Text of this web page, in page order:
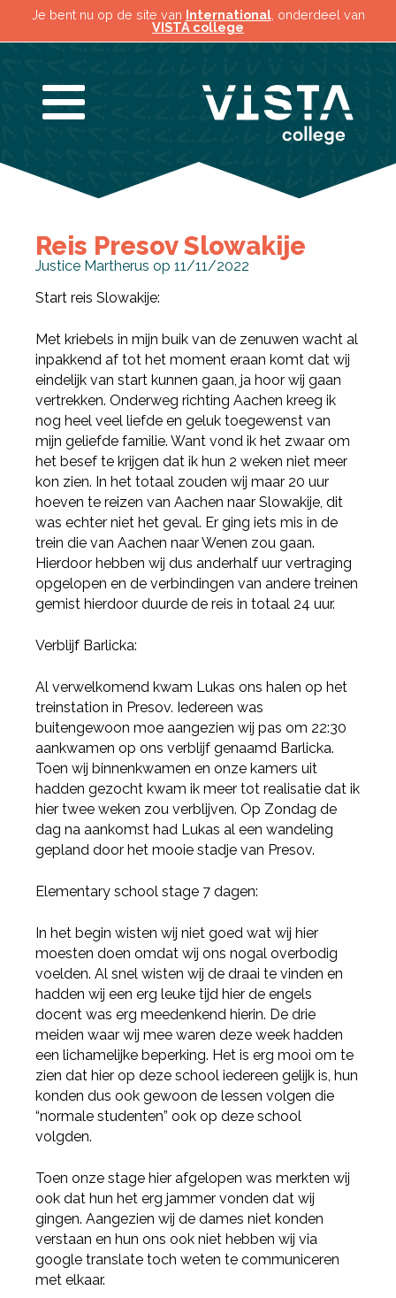
Je bent nu op de site van International, onderdeel van
VISTA college
Reis Presov Slowakije
Justice Martherus op 11/11/2022
Start reis Slowakije:
Met kriebels in mijn buik van de zenuwen wacht al
inpakkend af tot het moment eraan komt dat wij
eindelijk van start kunnen gaan, ja hoor wij gaan
vertrekken. Onderweg richting Aachen kreeg ik
nog heel veel liefde en geluk toegewenst van
mijn geliefde familie. Want vond ik het zwaar om
het besef te krijgen dat ik hun 2 weken niet meer
kon zien. In het totaal zouden wij maar 20 uur
hoeven te reizen van Aachen naar Slowakije, dit
was echter niet het geval. Er ging iets mis in de
trein die van Aachen naar Wenen zou gaan.
Hierdoor hebben wij dus anderhalf uur vertraging
opgelopen en de verbindingen van andere treinen
gemist hierdoor duurde de reis in totaal 24 uur.
Verblijf Barlicka:
Al verwelkomend kwam Lukas ons halen op het
treinstation in Presov. Iedereen was
buitengewoon moe aangezien wij pas om 22:30
aankwamen op ons verblijf genaamd Barlicka.
Toen wij binnenkwamen en onze kamers uit
hadden gezocht kwam ik meer tot realisatie dat ik
hier twee weken zou verblijven. Op Zondag de
dag na aankomst had Lukas al een wandeling
gepland door het mooie stadje van Presov.
Elementary school stage 7 dagen:
In het begin wisten wij niet goed wat wij hier
moesten doen omdat wij ons nogal overbodig
voelden. Al snel wisten wij de draai te vinden en
hadden wij een erg leuke tijd hier de engels
docent was erg meedenkend hierin. De drie
meiden waar wij mee waren deze week hadden
een lichamelijke beperking. Het is erg mooi om te
zien dat hier op deze school iedereen gelijk is, hun
konden dus ook gewoon de lessen volgen die
“normale studenten” ook op deze school
volgden.
Toen onze stage hier afgelopen was merkten wij
ook dat hun het erg jammer vonden dat wij
gingen. Aangezien wij de dames niet konden
verstaan en hun ons ook niet hebben wij via
google translate toch weten te communiceren
met elkaar.